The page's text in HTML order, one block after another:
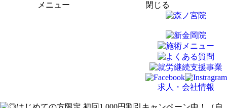
メニュー 閉じる
求人・会社情報